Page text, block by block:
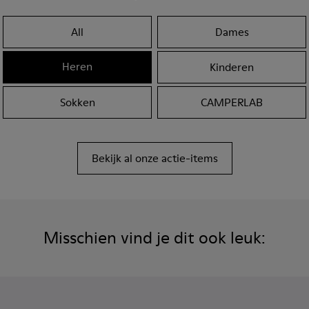
All Dames
Heren Kinderen
Sokken CAMPERLAB
Bekijk al onze actie-items
Misschien vind je dit ook leuk: